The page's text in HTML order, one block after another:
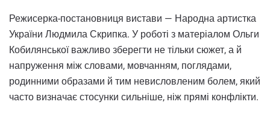
Режисерка-постановниця вистави — Народна артистка
України Людмила Скрипка. У роботі з матеріалом Ольги
Кобилянської важливо зберегти не тільки сюжет, а й
напруження між словами, мовчанням, поглядами,
родинними образами й тим невисловленим болем, який
часто визначає стосунки сильніше, ніж прямі конфлікти.